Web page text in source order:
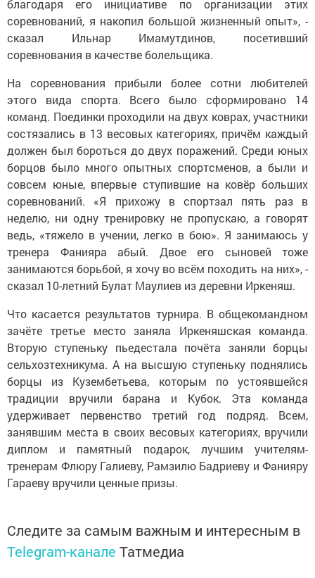
благодаря его инициативе по организации этих
соревнований, я накопил большой жизненный опыт», -
сказал Ильнар Имамутдинов, посетивший
соревнования в качестве болельщика.
На соревнования прибыли более сотни любителей
этого вида спорта. Всего было сформировано 14
команд. Поединки проходили на двух коврах, участники
состязались в 13 весовых категориях, причём каждый
должен был бороться до двух поражений. Среди юных
борцов было много опытных спортсменов, а были и
совсем юные, впервые ступившие на ковёр больших
соревнований. «Я прихожу в спортзал пять раз в
неделю, ни одну тренировку не пропускаю, а говорят
ведь, «тяжело в учении, легко в бою». Я занимаюсь у
тренера Фанияра абый. Двое его сыновей тоже
занимаются борьбой, я хочу во всём походить на них», -
сказал 10-летний Булат Маулиев из деревни Иркеняш.
Что касается результатов турнира. В общекомандном
зачёте третье место заняла Иркеняшская команда.
Вторую ступеньку пьедестала почёта заняли борцы
сельхозтехникума. А на высшую ступеньку поднялись
борцы из Кузембетьева, которым по устоявшейся
традиции вручили барана и Кубок. Эта команда
удерживает первенство третий год подряд. Всем,
занявшим места в своих весовых категориях, вручили
диплом и памятный подарок, лучшим учителям-
тренерам Флюру Галиеву, Рамзилю Бадриеву и Фанияру
Гараеву вручили ценные призы.
Следите за самым важным и интересным в
Telegram-канале Татмедиа